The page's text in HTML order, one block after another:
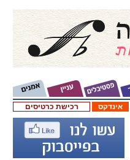
רכישת כרטיסים אינדקס